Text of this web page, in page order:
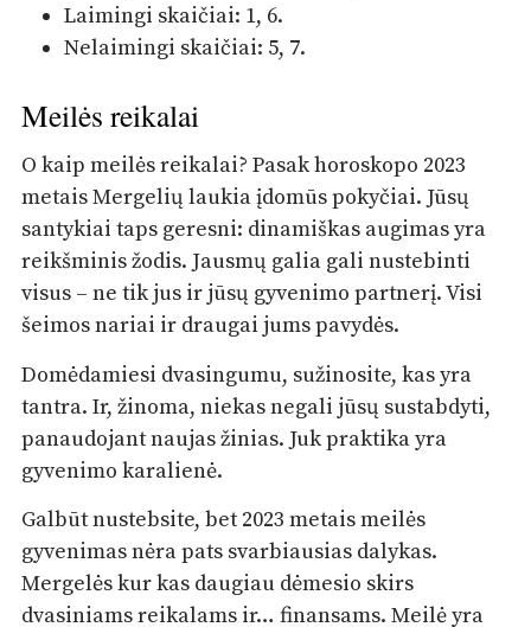
Laimingi skaičiai: 1, 6.
Nelaimingi skaičiai: 5, 7.
Meilės reikalai
O kaip meilės reikalai? Pasak horoskopo 2023
metais Mergelių laukia įdomūs pokyčiai. Jūsų
santykiai taps geresni: dinamiškas augimas yra
reikšminis žodis. Jausmų galia gali nustebinti
visus – ne tik jus ir jūsų gyvenimo partnerį. Visi
šeimos nariai ir draugai jums pavydės.
Domėdamiesi dvasingumu, sužinosite, kas yra
tantra. Ir, žinoma, niekas negali jūsų sustabdyti,
panaudojant naujas žinias. Juk praktika yra
gyvenimo karalienė.
Galbūt nustebsite, bet 2023 metais meilės
gyvenimas nėra pats svarbiausias dalykas.
Mergelės kur kas daugiau dėmesio skirs
dvasiniams reikalams ir… finansams. Meilė yra